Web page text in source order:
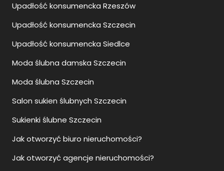
Upadłość konsumencka Rzeszów
Upadłość konsumencka Szczecin
Upadłość konsumencka Siedlce
Moda ślubna damska Szczecin
Moda ślubna Szczecin
Salon sukien ślubnych Szczecin
Sukienki ślubne Szczecin
Jak otworzyć biuro nieruchomości?
Jak otworzyć agencje nieruchomości?